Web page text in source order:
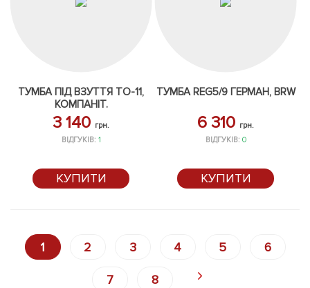
ТУМБА ПІД ВЗУТТЯ ТО-11,
КОМПАНІТ.
3 140 грн.
ВІДГУКІВ: 1
КУПИТИ
ТУМБА REG5/9 ГЕРМАН, BRW
6 310 грн.
ВІДГУКІВ: 0
КУПИТИ
1 2 3 4 5 6
7 8